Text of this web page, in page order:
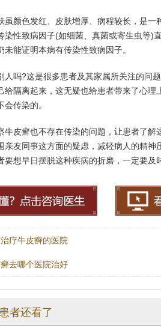
虽颜色发红、皮肤增厚、病程较长，是一
染性致病因子(如细菌、真菌或寄生虫等)
能证明本病有传染性致病因子。
人吗?这是很多患者及其家属所关注的问
给隔离起来，这无疑也给患者带来了心理
传染的。
牛皮癣也不存在传染的问题，让患者了
亲友同事这方面的疑虑，减轻病人的精神
要想早日摆脱这种疾病的折磨，一定要及
疗牛皮癣的医院
去哪个医院治好
者还看了